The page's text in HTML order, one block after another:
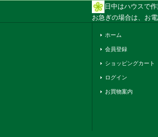
日中はハウスで
お急ぎの場合は、お
ホーム
会員登録
ショッピングカート
ログイン
お買物案内